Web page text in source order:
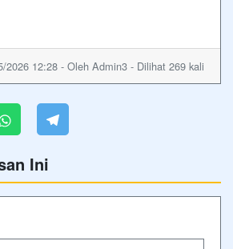
2026 12:28 - Oleh Admin3 - Dilihat 269 kali
Ini